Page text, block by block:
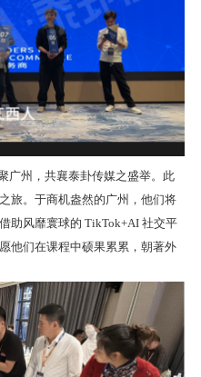
广州，共襄泰卦传媒之盛举。此
旅。于商机盎然的广州，他们将
助风靡寰球的 TikTok+AI 社交平
他们在课程中硕果累累，朝著外